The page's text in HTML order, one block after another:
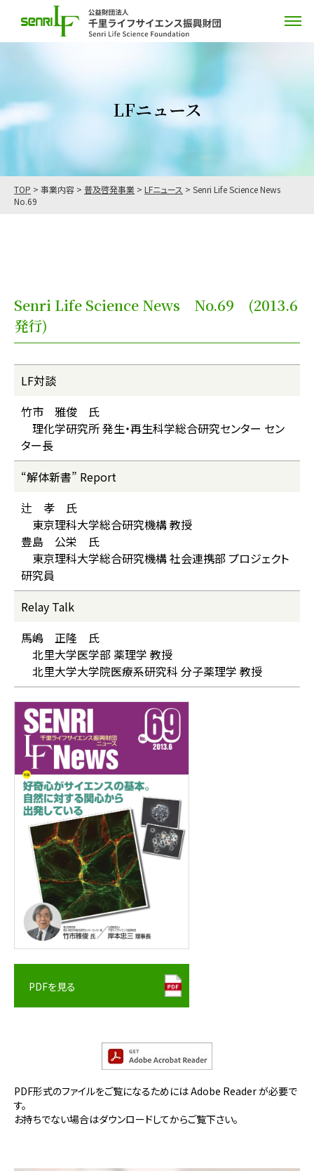
LFニュース
TOP > 事業内容 > 普及啓発事業 > LFニュース > Senri Life Science News
No.69
Senri Life Science News No.69 (2013.6
発行)
LF対談
竹市 雅俊 氏
理化学研究所 発生・再生科学総合研究センター セン
ター長
“解体新書” Report
辻 孝 氏
東京理科大学総合研究機構 教授
豊島 公栄 氏
東京理科大学総合研究機構 社会連携部 プロジェクト
研究員
Relay Talk
馬嶋 正隆 氏
北里大学医学部 薬理学 教授
北里大学大学院医療系研究科 分子薬理学 教授
PDFを見る
PDF形式のファイルをご覧になるためには Adobe Reader が必要で
す。
お持ちでない場合はダウンロードしてからご覧下さい。